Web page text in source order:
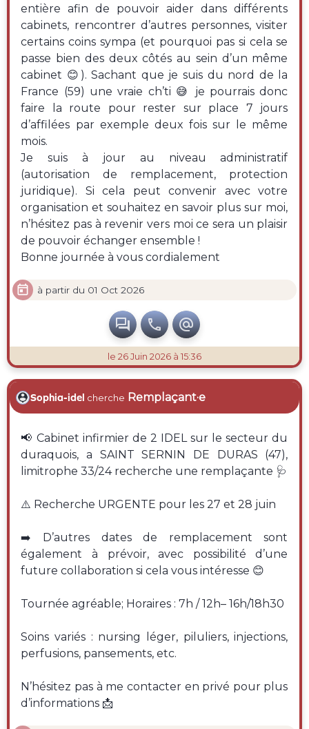
entière afin de pouvoir aider dans différents
cabinets, rencontrer d’autres personnes, visiter
certains coins sympa (et pourquoi pas si cela se
passe bien des deux côtés au sein d’un même
cabinet 😊). Sachant que je suis du nord de la
France (59) une vraie ch’ti 😅 je pourrais donc
faire la route pour rester sur place 7 jours
d’affilées par exemple deux fois sur le même
mois.
Je suis à jour au niveau administratif
(autorisation de remplacement, protection
juridique). Si cela peut convenir avec votre
organisation et souhaitez en savoir plus sur moi,
n’hésitez pas à revenir vers moi ce sera un plaisir
de pouvoir échanger ensemble !
Bonne journée à vous cordialement
 à partir du 01 Oct 2026
  
le 26 Juin 2026 à 15:36
Sophia-idel cherche Remplaçant·e
📢 Cabinet infirmier de 2 IDEL sur le secteur du
duraquois, a SAINT SERNIN DE DURAS (47),
limitrophe 33/24 recherche une remplaçante 🩺
⚠️ Recherche URGENTE pour les 27 et 28 juin
➡️ D’autres dates de remplacement sont
également à prévoir, avec possibilité d’une
future collaboration si cela vous intéresse 😊
Tournée agréable; Horaires : 7h / 12h– 16h/18h30
Soins variés : nursing léger, piluliers, injections,
perfusions, pansements, etc.
N’hésitez pas à me contacter en privé pour plus
d’informations 📩